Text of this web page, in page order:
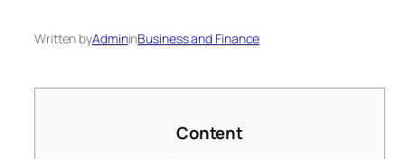
Written byAdmininBusiness and Finance
Content